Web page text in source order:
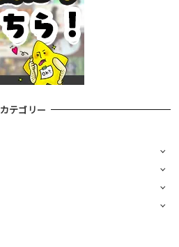
カテゴリー